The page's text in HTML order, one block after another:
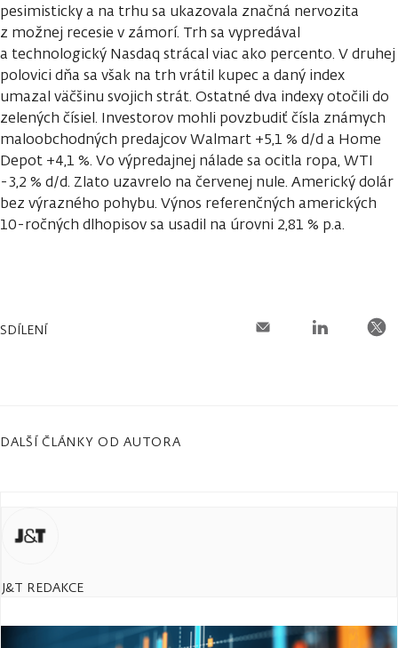
pesimisticky a na trhu sa ukazovala značná nervozita
z možnej recesie v zámorí. Trh sa vypredával
a technologický Nasdaq strácal viac ako percento. V druhej
polovici dňa sa však na trh vrátil kupec a daný index
umazal väčšinu svojich strát. Ostatné dva indexy otočili do
zelených čísiel. Investorov mohli povzbudiť čísla známych
maloobchodných predajcov Walmart +5,1 % d/d a Home
Depot +4,1 %. Vo výpredajnej nálade sa ocitla ropa, WTI
-3,2 % d/d. Zlato uzavrelo na červenej nule. Americký dolár
bez výrazného pohybu. Výnos referenčných amerických
10-ročných dlhopisov sa usadil na úrovni 2,81 % p.a.
SDÍLENÍ
DALŠÍ ČLÁNKY OD AUTORA
J&T REDAKCE